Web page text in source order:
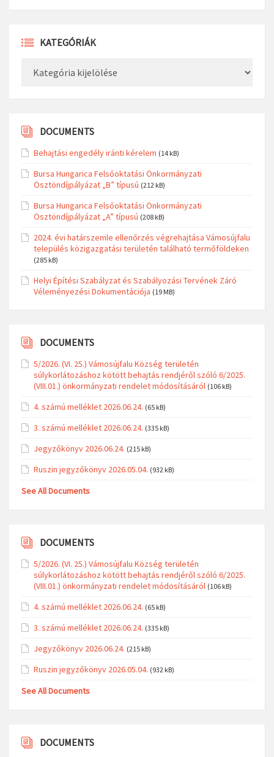
KATEGÓRIÁK
DOCUMENTS
Behajtási engedély iránti kérelem (14 kB)
Bursa Hungarica Felsőoktatási Önkormányzati
Ösztöndíjpályázat „B” típusú (212 kB)
Bursa Hungarica Felsőoktatási Önkormányzati
Ösztöndíjpályázat „A” típusú (208 kB)
2024. évi határszemle ellenőrzés végrehajtása Vámosújfalu
település közigazgatási területén található termőföldeken
(285 kB)
Helyi Építési Szabályzat és Szabályozási Tervének Záró
Véleményezési Dokumentációja (19 MB)
DOCUMENTS
5/2026. (VI. 25.) Vámosújfalu Község területén
súlykorlátozáshoz kötött behajtás rendjéről szóló 6/2025.
(VIII.01.) önkormányzati rendelet módosításáról (106 kB)
4. számú melléklet 2026.06.24. (65 kB)
3. számú melléklet 2026.06.24. (335 kB)
Jegyzőkönyv 2026.06.24. (215 kB)
Ruszin jegyzőkönyv 2026.05.04. (932 kB)
See All Documents
DOCUMENTS
5/2026. (VI. 25.) Vámosújfalu Község területén
súlykorlátozáshoz kötött behajtás rendjéről szóló 6/2025.
(VIII.01.) önkormányzati rendelet módosításáról (106 kB)
4. számú melléklet 2026.06.24. (65 kB)
3. számú melléklet 2026.06.24. (335 kB)
Jegyzőkönyv 2026.06.24. (215 kB)
Ruszin jegyzőkönyv 2026.05.04. (932 kB)
See All Documents
DOCUMENTS